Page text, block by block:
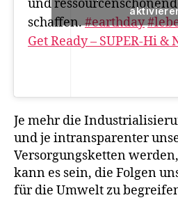
und
schaffen.#earthday
Get Ready – SUPER-Hi &
Je mehr die
und je intransparenter
Versorgungsketten
kann es sein, die Folgen
für die Umwelt zu